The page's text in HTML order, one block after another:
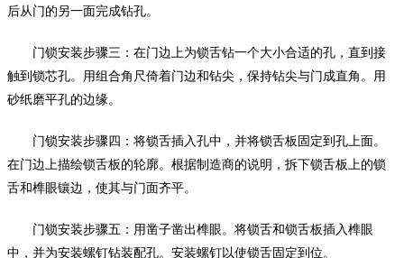
后从门的另一面完成钻孔。
门锁安装步骤三：在门边上为锁舌钻一个大小合适的孔，直到接
触到锁芯孔。用组合角尺倚着门边和钻尖，保持钻尖与门成直角。用
砂纸磨平孔的边缘。
门锁安装步骤四：将锁舌插入孔中，并将锁舌板固定到孔上面。
在门边上描绘锁舌板的轮廓。根据制造商的说明，拆下锁舌板上的锁
舌和榫眼镶边，使其与门面齐平。
门锁安装步骤五：用凿子凿出榫眼。将锁舌和锁舌板插入榫眼
中，并为安装螺钉钻装配孔。安装螺钉以使锁舌固定到位。